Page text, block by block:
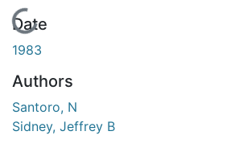
En cours de chargement...
Date
1983
Authors
Santoro, N
Sidney, Jeffrey B